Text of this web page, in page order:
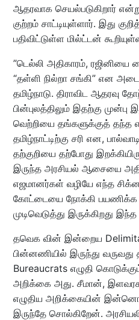
ஆதரவாக செயல்படுகிறார்
குற்றம் சாட்டியுள்ளார். இது
பதிவிட்டுள்ள மில்ட்டன்
”டெல்லி அதிகாரம், ரஜினியை
“தள்ளி நில்றா சங்கி” என
தமிழ்நாடு. திராவிட ஆதரவு
பின்புலத்திலும் இதற்கு முன்பு
வெற்றியை தங்களுக்குத் தந்த
தமிழ்நாட்டிற்கு சரி என,
தற்குறியை தற்போது
இருந்த அரசியல் ஆசையை
எஜமானர்கள் வழியே எந்த
கோட்டையை நோக்கி பயணிக்க
முடிவெடுத்து இருக்கிறது
தவெக வின் இன்றைய
பின்னணியில் இருந்து வருவது
Bureaucrats எழுதி
அறிக்கை அது. சீமான்,
எழுதிய அறிக்கையின்
இருந்தே சொல்கிறேன்.